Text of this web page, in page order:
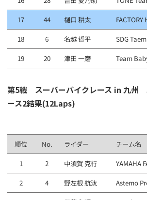
17 44 樋口 耕太 FACTORY
18 6 名越 哲平 SDG
19 20 津田 一磨 Team
第5戦 スーパーバイクレース in 九州
ース2結果(12Laps)
順位 No. ライダー チーム名
1 2 中須賀 克行 YAMAHA
2 4 野左根 航汰 Astemo